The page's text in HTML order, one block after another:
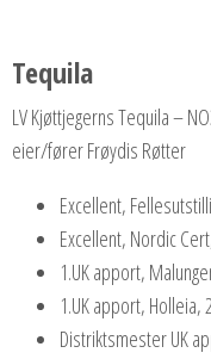
Tequila
LV Kjøttjegerns Tequila –
eier/fører Frøydis Røtter
Excellent,
Excellent, Nordic
1.UK apport,
1.UK apport, Holleia,
Distriktsmester UK